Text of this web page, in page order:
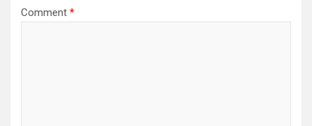
Comment *